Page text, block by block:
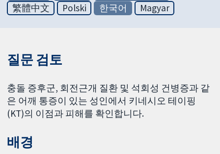
繁體中文
Polski 한국어 Magyar
질문 검토
충돌 증후군, 회전근개 질환 및 석회성 건병증과 같
은 어깨 통증이 있는 성인에서 키네시오 테이핑
(KT)의 이점과 피해를 확인합니다.
배경